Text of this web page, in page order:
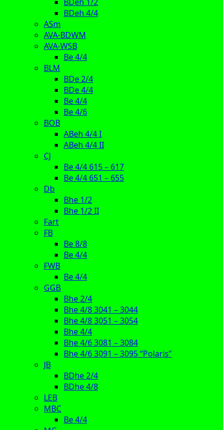
BDeh 4/4
ASm
AVA-BDWM
AVA-WSB
Be 4/4
BLM
BDe 2/4
BDe 4/4
Be 4/4
Be 4/6
BOB
ABeh 4/4 I
ABeh 4/4 II
CJ
Be 4/4 615 – 617
Be 4/4 651 – 655
Db
Bhe 1/2
Bhe 1/2 II
Fart
FB
Be 8/8
Be 4/4
FWB
Be 4/4
GGB
Bhe 2/4
Bhe 4/8 3041 – 3044
Bhe 4/8 3051 – 3054
Bhe 4/4
Bhe 4/6 3081 – 3084
Bhe 4/6 3091 – 3095 “Polaris”
JB
BDhe 2/4
BDhe 4/8
LEB
MBC
Be 4/4